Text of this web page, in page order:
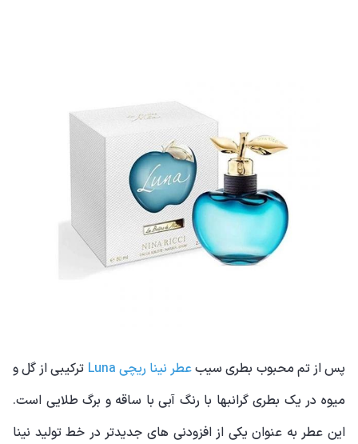
پس از تم محبوب بطری سیبعطر نینا ریچی Luna
ترکیبی از گل و
میوه در یک بطری گرانبها با رنگ آبی با ساقه و برگ طلایی است.
این عطر به عنوان یکی از افزودنی های جدیدتر در خط تولید نینا